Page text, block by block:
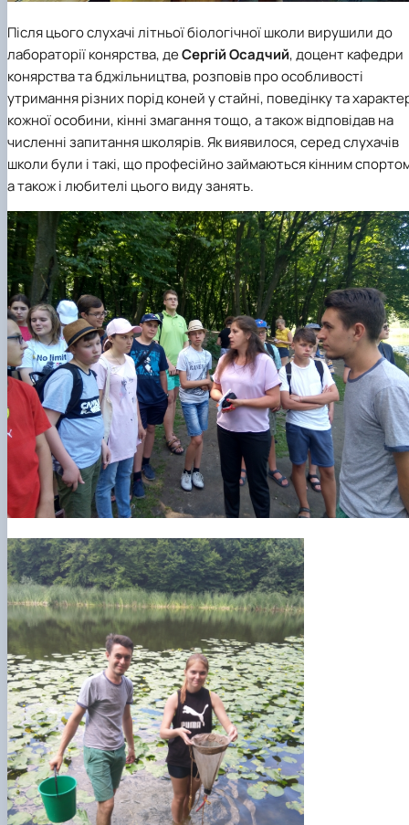
Після цього слухачі літньої біологічної школи вирушили до
лабораторії конярства, деСергій Осадчий, доценткафедри
конярства та бджільництва, розповів про особливості
утримання різних порід коней у стайні, поведінку та
кожної особини, кінні змагання тощо, а також відповідав на
численні запитання школярів. Як виявилося, серед слухачів
школи були і такі, що професійно займаються кінним
а також і любителі цього виду занять.